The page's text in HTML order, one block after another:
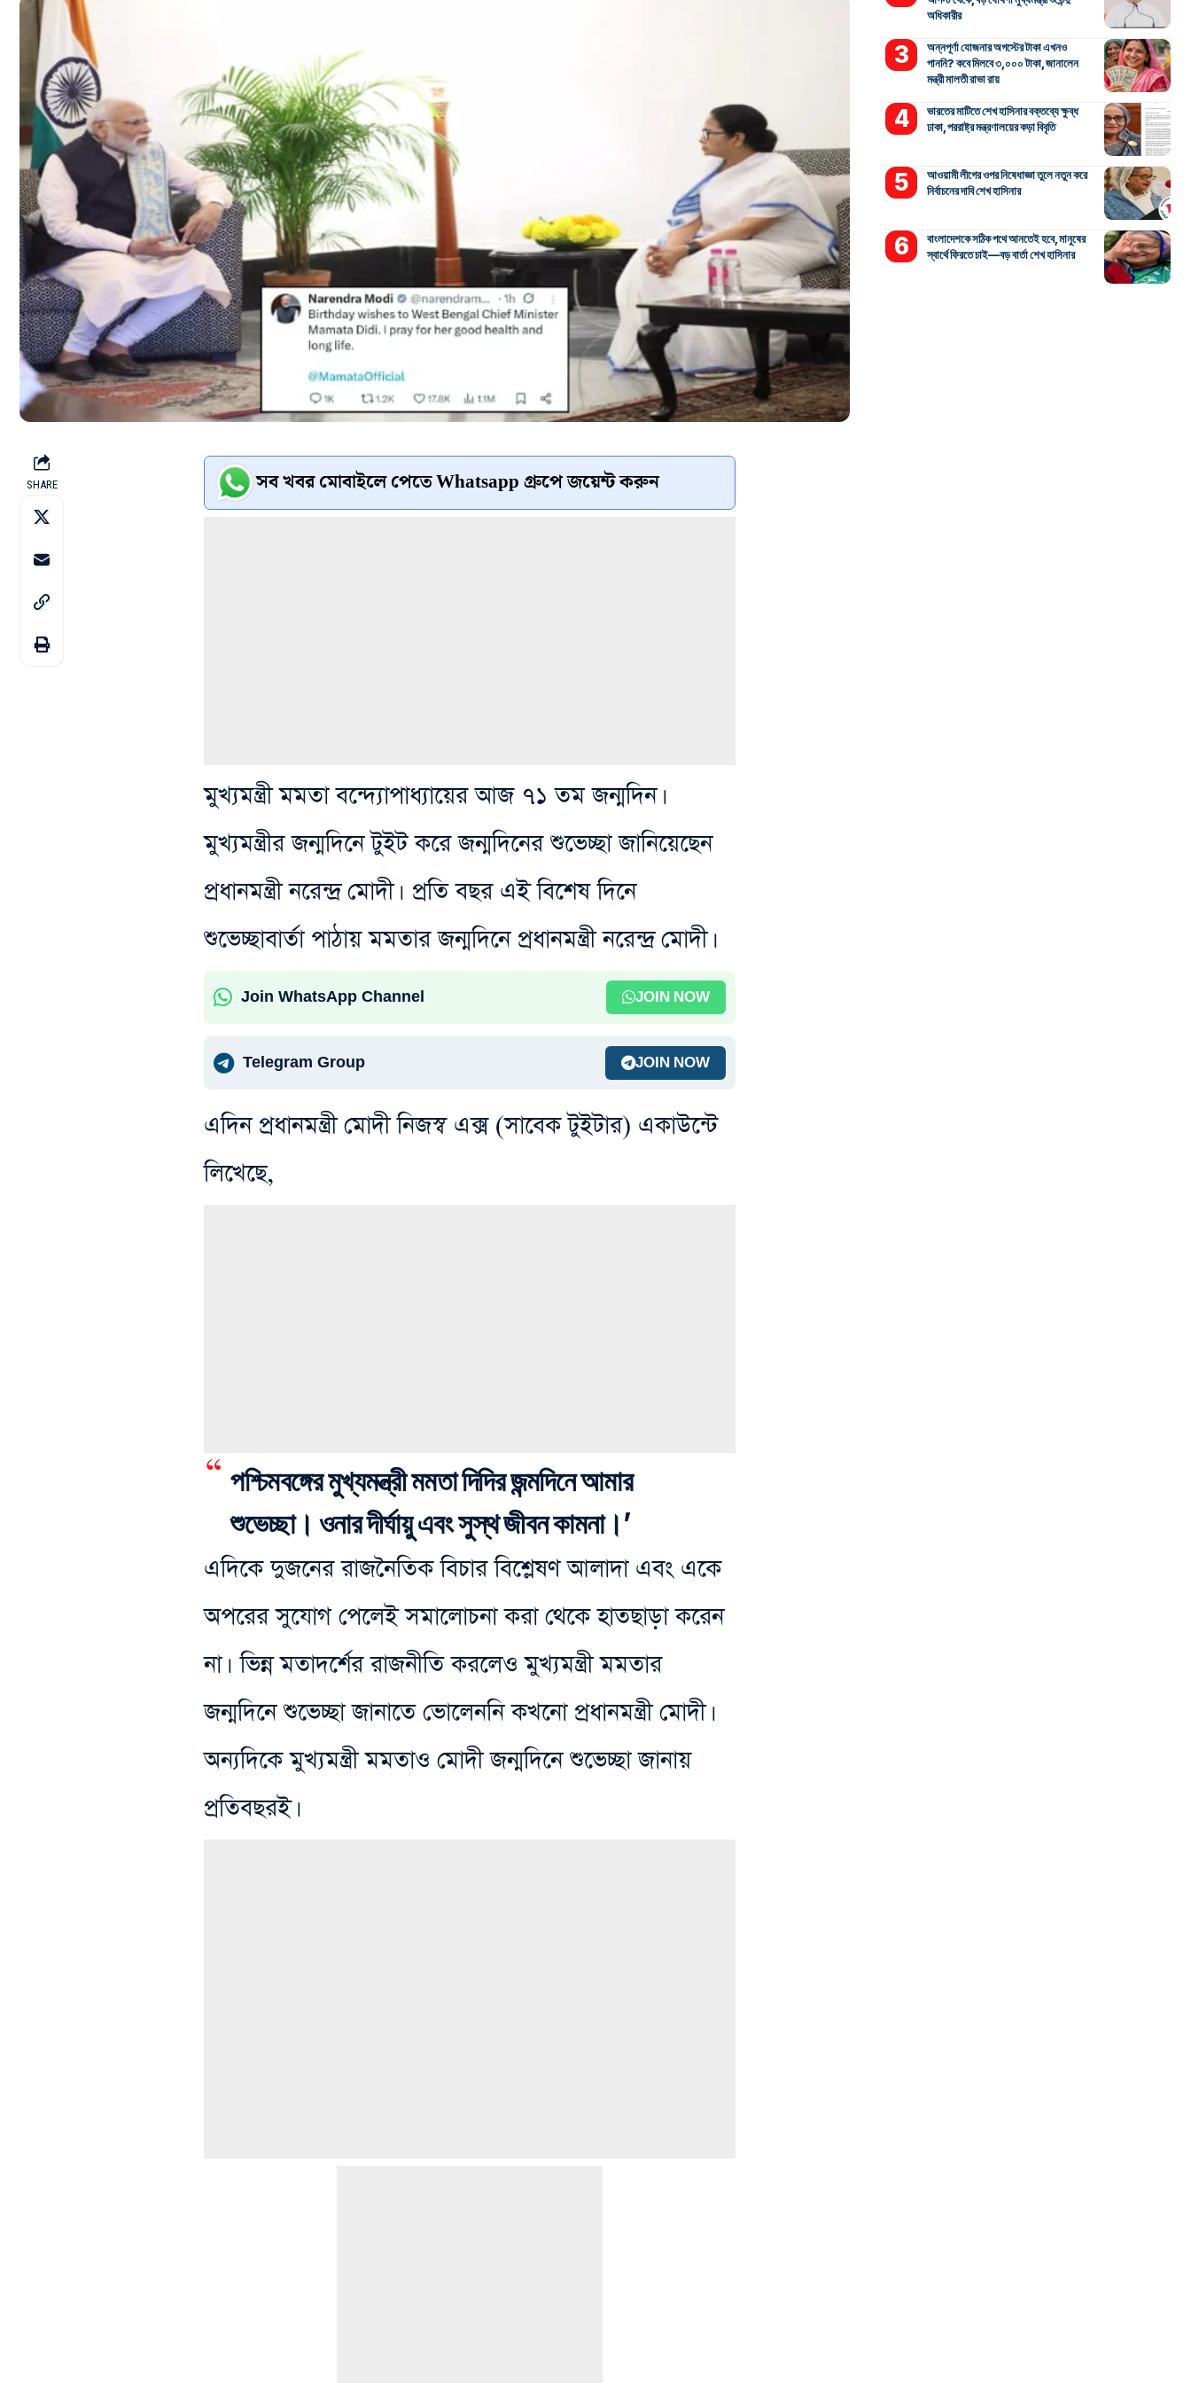
SHARE সব খবর মোবাইলে পেতে Whatsapp গ্রুপে জয়েন্ট করুন
মুখ্যমন্ত্রী মমতা বন্দ্যোপাধ্যায়ের আজ ৭১ তম জন্মদিন।
মুখ্যমন্ত্রীর জন্মদিনে টুইট করে জন্মদিনের শুভেচ্ছা জানিয়েছেন
প্রধানমন্ত্রী নরেন্দ্র মোদী। প্রতি বছর এই বিশেষ দিনে
শুভেচ্ছাবার্তা পাঠায় মমতার জন্মদিনে প্রধানমন্ত্রী নরেন্দ্র মোদী।
Join WhatsApp Channel JOIN NOW
Telegram Group JOIN NOW
এদিন প্রধানমন্ত্রী মোদী নিজস্ব এক্স (সাবেক টুইটার) একাউন্টে
লিখেছে,
পশ্চিমবঙ্গের মুখ্যমন্ত্রী মমতা দিদির জন্মদিনে আমার
শুভেচ্ছা। ওনার দীর্ঘায়ু এবং সুস্থ জীবন কামনা।’
এদিকে দুজনের রাজনৈতিক বিচার বিশ্লেষণ আলাদা এবং একে‌
অপরের সুযোগ পেলেই সমালোচনা করা থেকে হাতছাড়া করেন
না। ভিন্ন মতাদর্শের রাজনীতি করলেও মুখ্যমন্ত্রী মমতার
জন্মদিনে শুভেচ্ছা জানাতে ভোলেননি কখনো প্রধানমন্ত্রী মোদী।
অন্যদিকে মুখ্যমন্ত্রী মমতাও মোদী জন্মদিনে শুভেচ্ছা জানায়
প্রতিবছরই।
অধিকারীর
অন্নপূর্ণা যোজনার অগস্টের টাকা এখনও
পাননি? কবে মিলবে ৩,০০০ টাকা, জানালেন
মন্ত্রী মালতী রাভা রায়
ভারতের মাটিতে শেখ হাসিনার বক্তব্যে ক্ষুব্ধ
ঢাকা, পররাষ্ট্র মন্ত্রণালয়ের কড়া বিবৃতি
আওয়ামী লীগের ওপর নিষেধাজ্ঞা তুলে নতুন করে
নির্বাচনের দাবি শেখ হাসিনার
বাংলাদেশকে সঠিক পথে আনতেই হবে, মানুষের
স্বার্থে ফিরতে চাই—বড় বার্তা শেখ হাসিনার